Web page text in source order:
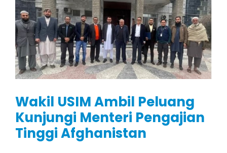
Wakil USIM Ambil Peluang
Kunjungi Menteri Pengajian
Tinggi Afghanistan